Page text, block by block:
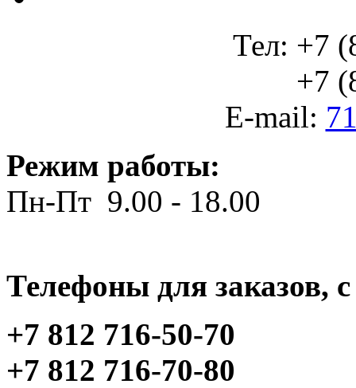
Тел: +7
+7
E-mail:
Режим работы:
Пн-Пт 9.00 - 18.00
Телефоны для заказов,
+7 812 716-50-70
+7 812 716-70-80